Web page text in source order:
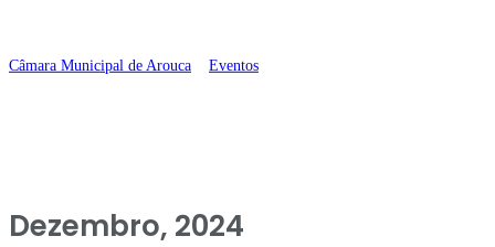
Câmara Municipal de Arouca Eventos
Dezembro, 2024